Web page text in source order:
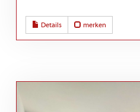
Details merken